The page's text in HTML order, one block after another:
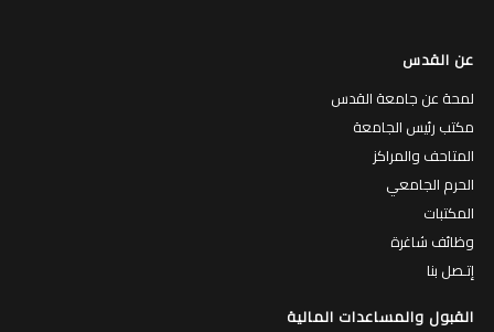
عن القدس
لمحة عن جامعة القدس
مكتب رئيس الجامعة
المتاحف والمراكز
الحرم الجامعي
المكتبات
وظائف شاغرة
إتـصل بنا
القبول والمساعدات المالية